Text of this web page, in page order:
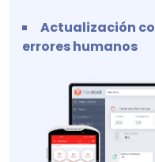
Actualización
errores humanos